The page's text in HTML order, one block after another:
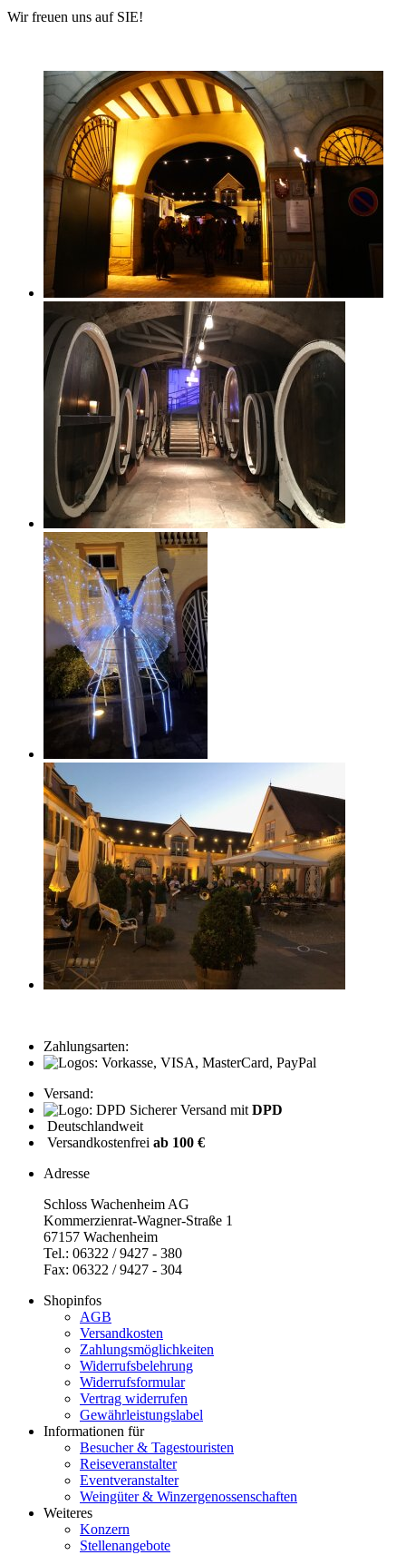
Wir freuen uns auf SIE!
Zahlungsarten:
Versand:
Sicherer Versand mit DPD
Deutschlandweit
Versandkostenfrei ab 100 €
Adresse
Schloss Wachenheim AG
Kommerzienrat-Wagner-Straße 1
67157 Wachenheim
Tel.: 06322 / 9427 - 380
Fax: 06322 / 9427 - 304
Shopinfos
AGB
Versandkosten
Zahlungsmöglichkeiten
Widerrufsbelehrung
Widerrufsformular
Vertrag widerrufen
Gewährleistungslabel
Informationen für
Besucher & Tagestouristen
Reiseveranstalter
Eventveranstalter
Weingüter & Winzergenossenschaften
Weiteres
Konzern
Stellenangebote